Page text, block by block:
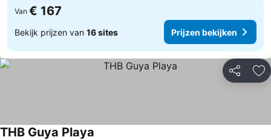
Van € 167
Bekijk prijzen van 16 sites Prijzen bekijken
Delen
THB Guya Playa